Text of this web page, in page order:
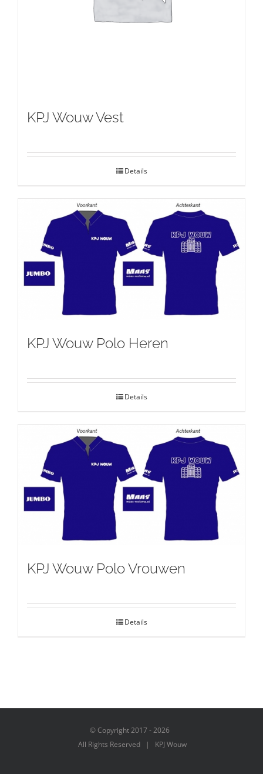
KPJ Wouw Vest
Details
KPJ Wouw Polo Heren
Details
KPJ Wouw Polo Vrouwen
Details
© Copyright 2017 -2026
All Rights Reserved | KPJ Wouw